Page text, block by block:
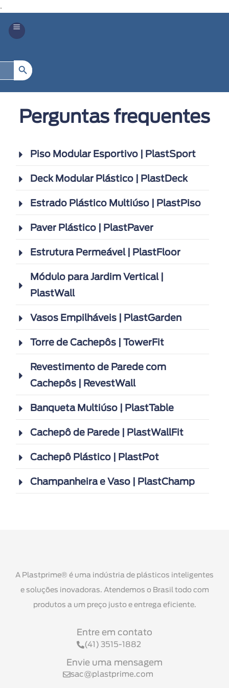
.
Search Button
Perguntas frequentes
Piso Modular Esportivo | PlastSport
Deck Modular Plástico | PlastDeck
Estrado Plástico Multiúso | PlastPiso
Paver Plástico | PlastPaver
Estrutura Permeável | PlastFloor
Módulo para Jardim Vertical |
PlastWall
Vasos Empilháveis | PlastGarden
Torre de Cachepôs | TowerFit
Revestimento de Parede com
Cachepôs | RevestWall
Banqueta Multiúso | PlastTable
Cachepô de Parede | PlastWallFit
Cachepô Plástico | PlastPot
Champanheira e Vaso | PlastChamp
A Plastprime® é uma indústria de plásticos inteligentes
e soluções inovadoras. Atendemos o Brasil todo com
produtos a um preço justo e entrega eficiente.
Entre em contato
(41) 3515-1882
Envie uma mensagem
sac@plastprime.com